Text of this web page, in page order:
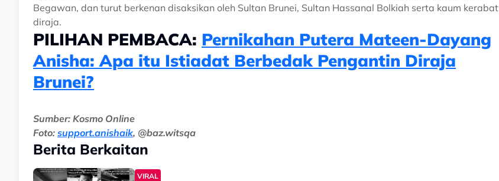
Begawan, dan turut berkenan disaksikan oleh Sultan Brunei, Sultan Hassanal Bolkiah serta kaum kerabat
diraja.
PILIHAN PEMBACA: Pernikahan Putera Mateen-Dayang
Anisha: Apa itu Istiadat Berbedak Pengantin Diraja
Brunei?
Sumber: Kosmo Online
Foto: support.anishaik, @baz.witsqa
Berita Berkaitan
VIRAL